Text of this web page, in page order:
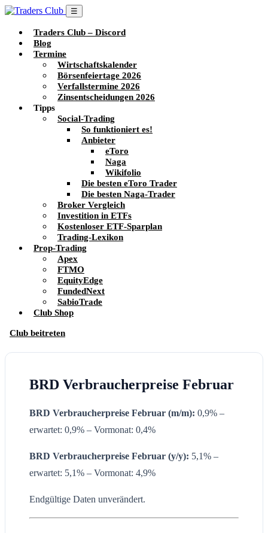
☰
Traders Club – Discord
Blog
Termine
Wirtschaftskalender
Börsenfeiertage 2026
Verfallstermine 2026
Zinsentscheidungen 2026
Tipps
Social-Trading
So funktioniert es!
Anbieter
eToro
Naga
Wikifolio
Die besten eToro Trader
Die besten Naga-Trader
Broker Vergleich
Investition in ETFs
Kostenloser ETF-Sparplan
Trading-Lexikon
Prop-Trading
Apex
FTMO
EquityEdge
FundedNext
SabioTrade
Club Shop
Club beitreten
BRD Verbraucherpreise Februar
BRD Verbraucherpreise Februar (m/m): 0,9% –
erwartet: 0,9% – Vormonat: 0,4%
BRD Verbraucherpreise Februar (y/y): 5,1% –
erwartet: 5,1% – Vormonat: 4,9%
Endgültige Daten unverändert.